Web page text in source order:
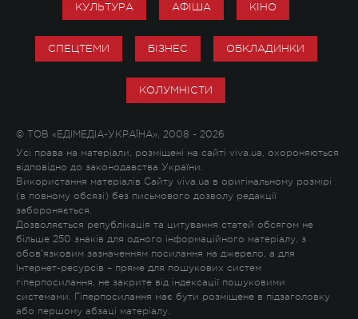
КУЛЬТУРА АФІША КІНО
СПЕЦТЕМИ БІЗНЕС ОБКЛАДИНКИ
КОЛУМНІСТИ
© ТОВ «ЕДІМЕДІА-УКРАЇНА», 2008 - 2026
Усі права на матеріали, розміщені на сайті viva.ua, охороняються
відповідно до законодавства України.
Використання матеріалів Сайту viva.ua в оригінальному розмірі
(в повному обсязі) без письмового дозволу редакції
забороняється.
Дозволяється републікація та цитування статей обсягом не
більше 250 знаків для одного інформаційного матеріалу, з
обов'язковим зазначенням посилання на джерело, а для
Інтернет-ресурсів – пряме для пошукових систем
гіперпосилання, не закрите від індексації пошуковими
системами. Гіперпосилання має бути розміщене в підзаголовку
або першому абзаці матеріалу.